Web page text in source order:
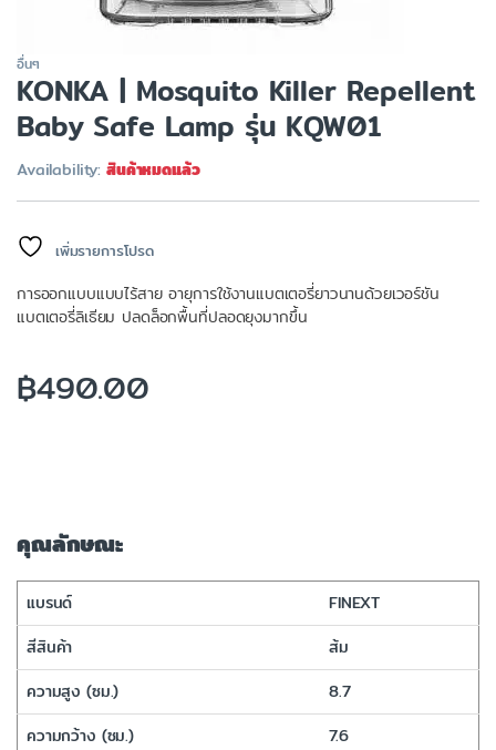
อื่นๆ
KONKA | Mosquito Killer Repellent
Baby Safe Lamp รุ่น KQW01
Availability:สินค้าหมดแล้ว
เพิ่มรายการโปรด
การออกแบบแบบไร้สาย อายุการใช้งานแบตเตอรี่ยาวนานด้วยเวอร์ชัน
แบตเตอรี่ลิเธียม ปลดล็อกพื้นที่ปลอดยุงมากขึ้น
฿490.00
คุณลักษณะ
แบรนด์
FINEXT
สีสินค้า
ส้ม
ความสูง (ซม.)
8.7
ความกว้าง (ซม.)
7.6